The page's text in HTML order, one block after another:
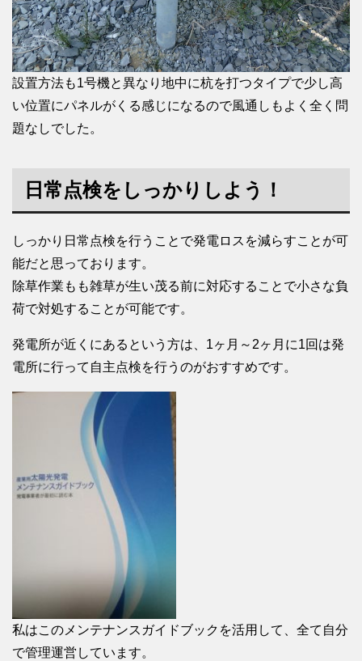
設置方法も1号機と異なり地中に杭を打つタイプで少し高
い位置にパネルがくる感じになるので風通しもよく全く問
題なしでした。
日常点検をしっかりしよう！
しっかり日常点検を行うことで発電ロスを減らすことが可
能だと思っております。
除草作業もも雑草が生い茂る前に対応することで小さな負
荷で対処することが可能です。
発電所が近くにあるという方は、1ヶ月～2ヶ月に1回は発
電所に行って自主点検を行うのがおすすめです。
私はこのメンテナンスガイドブックを活用して、全て自分
で管理運営しています。